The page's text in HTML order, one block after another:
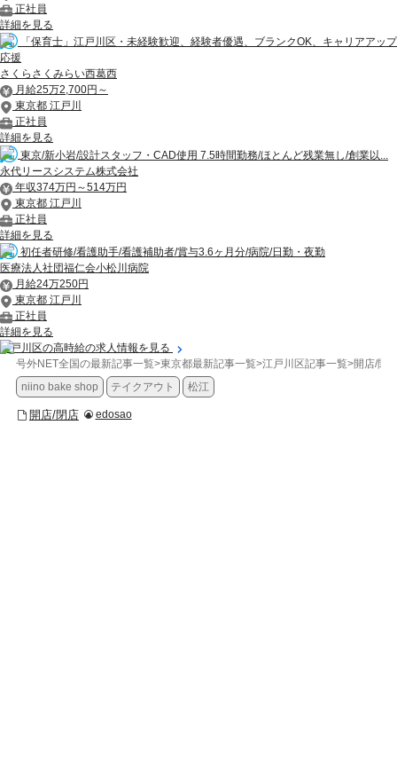
正社員
詳細を見る
「保育士」江戸川区・未経験歓迎、経験者優遇、ブランクOK、キャリアアップ
応援
さくらさくみらい西葛西
月給25万2,700円～
東京都 江戸川
正社員
詳細を見る
東京/新小岩/設計スタッフ・CAD使用 7.5時間勤務/ほとんど残業無し/創業以...
永代リースシステム株式会社
年収374万円～514万円
東京都 江戸川
正社員
詳細を見る
初任者研修/看護助手/看護補助者/賞与3.6ヶ月分/病院/日勤・夜勤
医療法人社団福仁会小松川病院
月給24万250円
東京都 江戸川
正社員
詳細を見る
江戸川区の高時給の求人情報を見る
号外NET全国の最新記事一覧>東京都最新記事一覧>江戸川区記事一覧>開店/閉
niino bake shop
テイクアウト 松江
開店/閉店 edosao